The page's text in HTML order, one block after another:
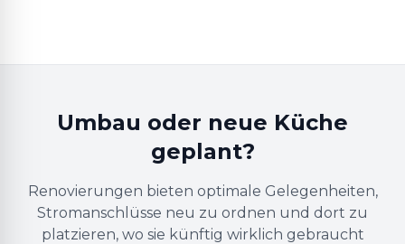
Umbau oder neue Küche
geplant?
Renovierungen bieten optimale Gelegenheiten,
Stromanschlüsse neu zu ordnen und dort zu
platzieren, wo sie künftig wirklich gebraucht